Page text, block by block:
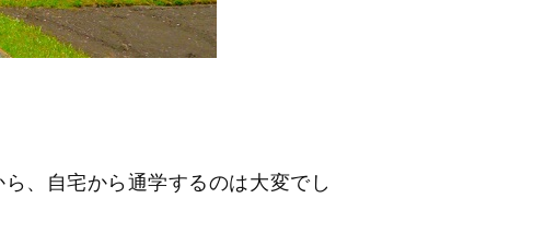
、自宅から通学するのは大変でし